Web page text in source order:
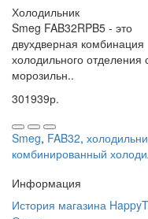
Холодильник
Smeg FAB32RPB5 - это
двухдверная комбинация
холодильного отделения
морозильн..
301939р.
Smeg, FAB32,
комбинированный
Информация
История магазина